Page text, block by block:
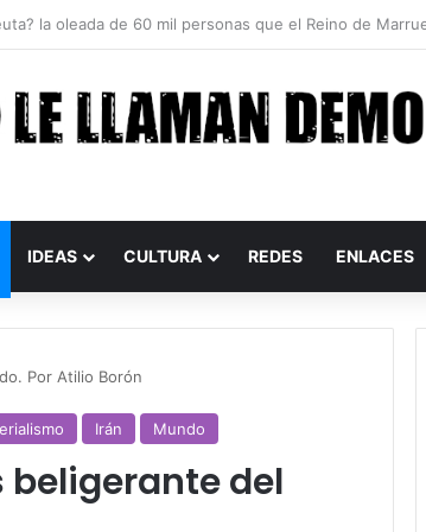
IDEAS CULTURA REDES ENLACES
Por Atilio Borón
Irán Mundo
beligerante del